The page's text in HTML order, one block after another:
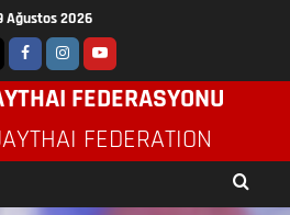
Ağustos 2026
FEDERASYONU
FEDERATION